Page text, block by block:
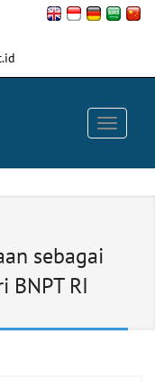
sebagai
BNPT RI